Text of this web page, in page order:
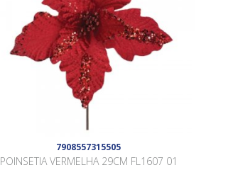
7908557315505
POINSETIA VERMELHA 29CM FL1607 01